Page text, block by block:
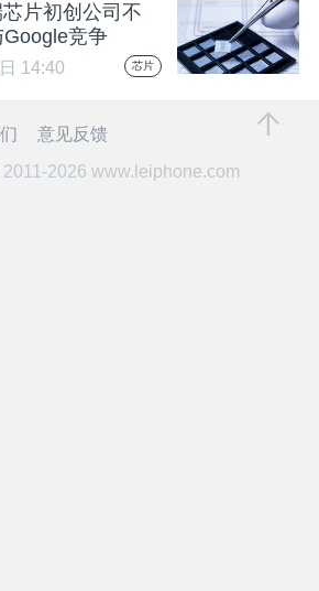
片初创公司不
竞争
14:40 芯片
意见反馈
2026 www.leiphone.com